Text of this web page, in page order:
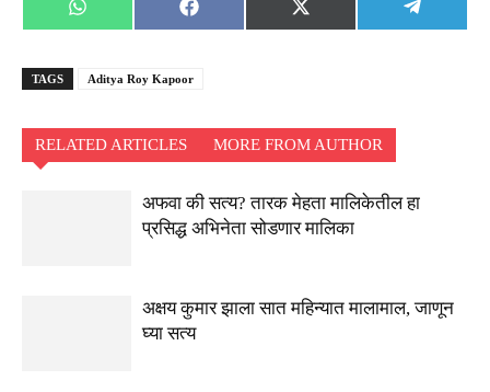
Share
on
WhatsApp
Share
on
Facebook
Share
on
X
(Twitter)
Share
on
TAGS Aditya Roy Kapoor
RELATED ARTICLES MORE FROM AUTHOR
अफवा की सत्य? तारक मेहता मालिकेतील हा
प्रसिद्ध अभिनेता सोडणार मालिका
अक्षय कुमार झाला सात महिन्यात मालामाल, जाणून
घ्या सत्य